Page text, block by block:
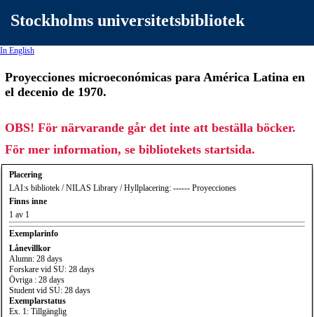
Stockholms universitetsbibliotek
In English
Proyecciones microeconómicas para América Latina en
el decenio de 1970.
OBS! För närvarande går det inte att beställa böcker.
För mer information, se bibliotekets startsida.
Placering
LAI:s bibliotek / NILAS Library / Hyllplacering: ------ Proyecciones
Finns inne
1 av 1
Exemplarinfo
Lånevillkor
Alumn: 28 days
Forskare vid SU: 28 days
Övriga : 28 days
Student vid SU: 28 days
Exemplarstatus
Ex. 1: Tillgänglig